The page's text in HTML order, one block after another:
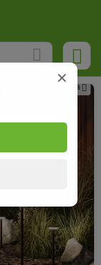
Реклама